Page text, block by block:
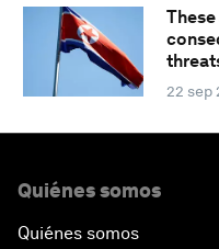
22 sep
Quiénes somos
Quiénes somos